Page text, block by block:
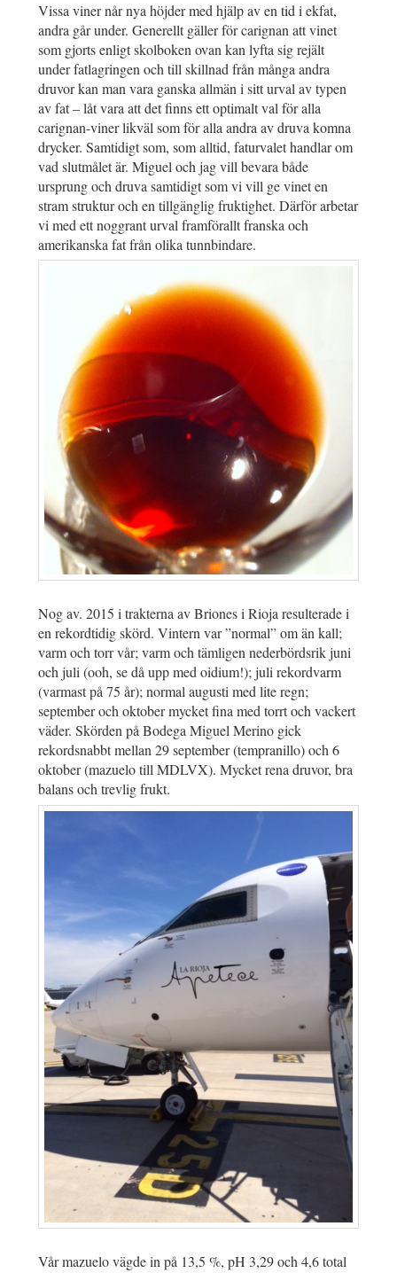
Vissa viner når nya höjder med hjälp av en tid i ekfat,
andra går under. Generellt gäller för carignan att vinet
som gjorts enligt skolboken ovan kan lyfta sig rejält
under fatlagringen och till skillnad från många andra
druvor kan man vara ganska allmän i sitt urval av typen
av fat – låt vara att det finns ett optimalt val för alla
carignan-viner likväl som för alla andra av druva komna
drycker. Samtidigt som, som alltid, faturvalet handlar om
vad slutmålet är. Miguel och jag vill bevara både
ursprung och druva samtidigt som vi vill ge vinet en
stram struktur och en tillgänglig fruktighet. Därför arbetar
vi med ett noggrant urval framförallt franska och
amerikanska fat från olika tunnbindare.
Nog av. 2015 i trakterna av Briones i Rioja resulterade i
en rekordtidig skörd. Vintern var ”normal” om än kall;
varm och torr vår; varm och tämligen nederbördsrik juni
och juli (ooh, se då upp med oidium!); juli rekordvarm
(varmast på 75 år); normal augusti med lite regn;
september och oktober mycket fina med torrt och vackert
väder. Skörden på Bodega Miguel Merino gick
rekordsnabbt mellan 29 september (tempranillo) och 6
oktober (mazuelo till MDLVX). Mycket rena druvor, bra
balans och trevlig frukt.
Vår mazuelo vägde in på 13,5 %, pH 3,29 och 4,6 total